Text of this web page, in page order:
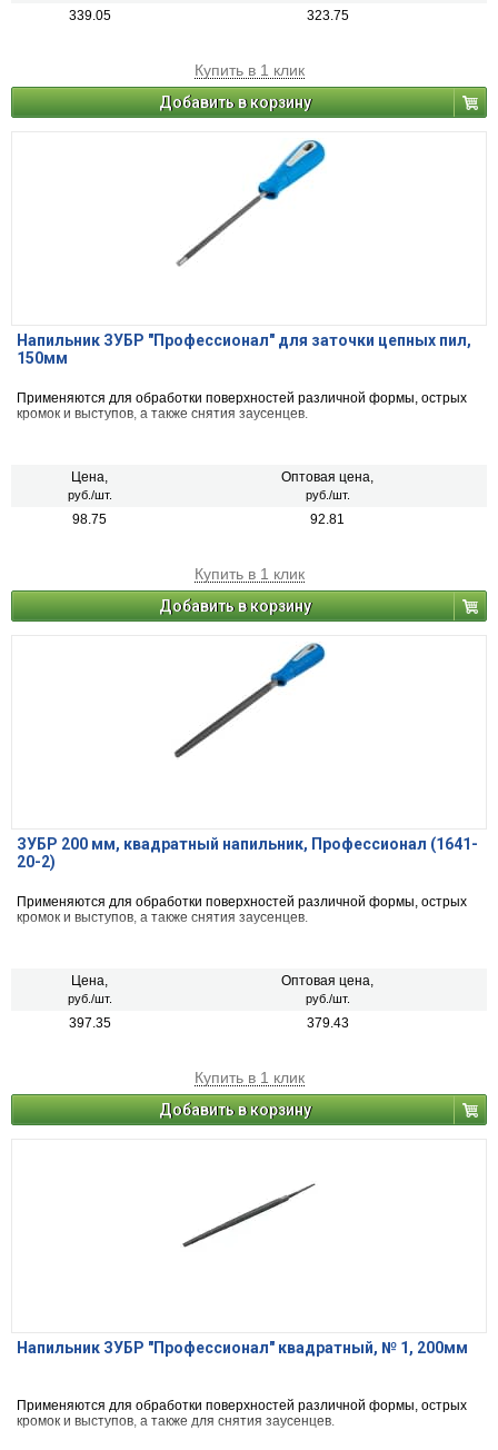
339.05 323.75
Купить в 1 клик
Добавить в корзину
Напильник ЗУБР "Профессионал" для заточки цепных пил,
150мм
Применяются для обработки поверхностей различной формы, острых
кромок и выступов, а также снятия заусенцев.
Цена,
руб./шт.
Оптовая цена,
руб./шт.
98.75 92.81
Купить в 1 клик
Добавить в корзину
ЗУБР 200 мм, квадратный напильник, Профессионал (1641-
20-2)
Применяются для обработки поверхностей различной формы, острых
кромок и выступов, а также снятия заусенцев.
Цена,
руб./шт.
Оптовая цена,
руб./шт.
397.35 379.43
Купить в 1 клик
Добавить в корзину
Напильник ЗУБР "Профессионал" квадратный, № 1, 200мм
Применяются для обработки поверхностей различной формы, острых
кромок и выступов, а также для снятия заусенцев.